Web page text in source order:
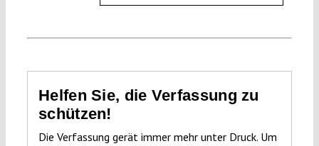
Helfen Sie, die Verfassung zu
schützen!
Die Verfassung gerät immer mehr unter Druck. Um